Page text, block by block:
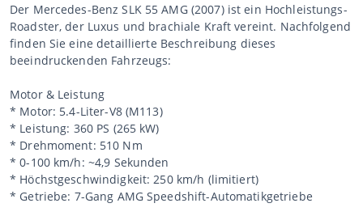
Der Mercedes-Benz SLK 55 AMG (2007) ist ein Hochleistungs-
Roadster, der Luxus und brachiale Kraft vereint. Nachfolgend
finden Sie eine detaillierte Beschreibung dieses
beeindruckenden Fahrzeugs:
Motor & Leistung
* Motor: 5.4-Liter-V8 (M113)
* Leistung: 360 PS (265 kW)
* Drehmoment: 510 Nm
* 0-100 km/h: ~4,9 Sekunden
* Höchstgeschwindigkeit: 250 km/h (limitiert)
* Getriebe: 7-Gang AMG Speedshift-Automatikgetriebe